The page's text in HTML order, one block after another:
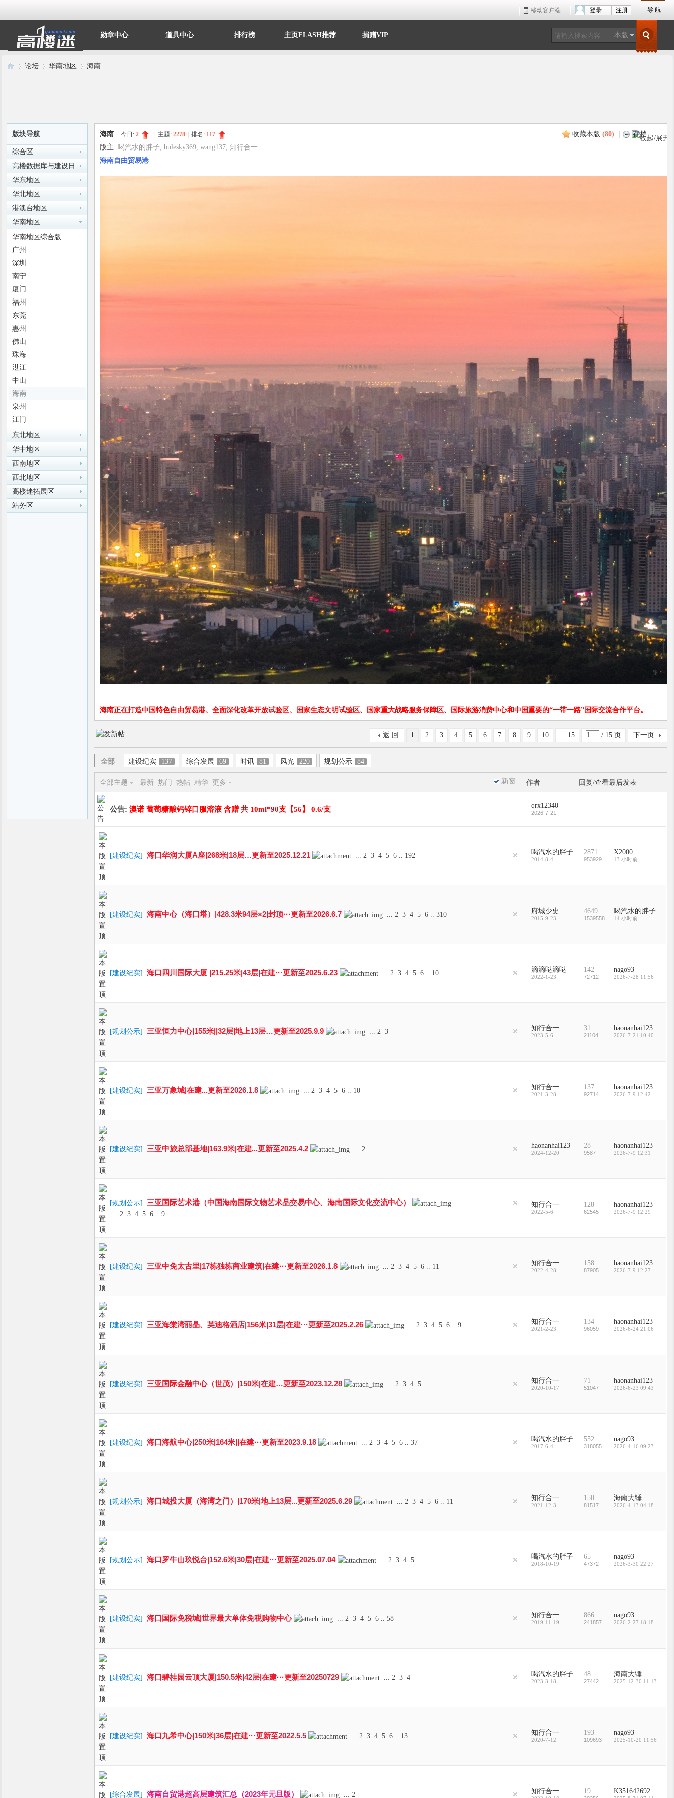
导 航
移动客户端 注册
登录
本版
勋章中心 道具中心 排行榜 主页FLASH推荐 捐赠VIP
楼
论坛 华南地区 海南
版块导航
综合区
高楼数据库与建设日
记
华东地区
华北地区
港澳台地区
华南地区
华南地区综合版
广州
深圳
南宁
厦门
福州
东莞
惠州
佛山
珠海
湛江
中山
海南
泉州
江门
东北地区
华中地区
西南地区
西北地区
高楼迷拓展区
站务区
收藏本版 (80) 存档
海南 今日:2 主题:2278 排名: 117
版主:喝汽水的胖子,bulesky369,wang137,知行合一
海南自由贸易港
海南正在打造中国特色自由贸易港、全面深化改革开放试验区、国家生态文明试验区、国家重大战略服务保障区、国际旅游消费中心和中国重要的“一带一路”国际交流合作平台。
1 2 3 4 5 6 7 8 9 10 ... 15 / 15 页 下一页
返 回
全部 建设纪实 137 综合发展 69 时讯 81 风光 220 规划公示 84
新窗
全部主题 最新 热门 热帖 精华 更多 作者 回复/查看最后发表
公告:澳诺 葡萄糖酸钙锌口服溶液 含赠 共 10ml*90支【56】 0.6/支 qrx12340
2026-7-21
[建设纪实] 海口华润大厦A座|268米|18层…更新至2025.12.21 ... 2 3 4 5 6 .. 192 喝汽水的胖子
2014-8-4
2871
953929
X2000
13 小时前
[建设纪实] 海南中心（海口塔）|428.3米94层×2|封顶···更新至2026.6.7 ... 2 3 4 5 6 .. 310 府城少史
2015-9-23
4649
1539558
喝汽水的胖子
14 小时前
[建设纪实] 海口四川国际大厦 |215.25米|43层|在建···更新至2025.6.23 ... 2 3 4 5 6 .. 10 滴滴哒滴哒
2022-1-23
142
72712
nago93
2026-7-28 11:56
[规划公示] 三亚恒力中心|155米||32层|地上13层…更新至2025.9.9 ... 2 3 知行合一
2023-5-6
31
21104
haonanhai123
2026-7-21 10:40
[建设纪实] 三亚万象城|在建...更新至2026.1.8 ... 2 3 4 5 6 .. 10 知行合一
2021-3-28
137
92714
haonanhai123
2026-7-9 12:42
[建设纪实] 三亚中旅总部基地|163.9米|在建...更新至2025.4.2 ... 2 haonanhai123
2024-12-20
28
9587
haonanhai123
2026-7-9 12:31
[规划公示] 三亚国际艺术港（中国海南国际文物艺术品交易中心、海南国际文化交流中心）
... 2 3 4 5 6 .. 9
知行合一
2022-5-6
128
62545
haonanhai123
2026-7-9 12:29
[建设纪实] 三亚中免太古里|17栋独栋商业建筑|在建···更新至2026.1.8 ... 2 3 4 5 6 .. 11 知行合一
2022-4-28
158
87905
haonanhai123
2026-7-9 12:27
[建设纪实] 三亚海棠湾丽晶、英迪格酒店|156米|31层|在建···更新至2025.2.26 ... 2 3 4 5 6 .. 9 知行合一
2021-2-23
134
96059
haonanhai123
2026-6-24 21:06
[建设纪实] 三亚国际金融中心（世茂）|150米|在建…更新至2023.12.28 ... 2 3 4 5 知行合一
2020-10-17
71
51047
haonanhai123
2026-6-23 09:43
[建设纪实] 海口海航中心|250米|164米||在建···更新至2023.9.18 ... 2 3 4 5 6 .. 37 喝汽水的胖子
2017-6-4
552
318055
nago93
2026-4-16 09:23
[规划公示] 海口城投大厦（海湾之门）|170米|地上13层...更新至2025.6.29 ... 2 3 4 5 6 .. 11 知行合一
2021-12-3
150
81517
海南大锤
2026-4-13 04:18
[规划公示] 海口罗牛山玖悦台|152.6米|30层|在建···更新至2025.07.04 ... 2 3 4 5 喝汽水的胖子
2018-10-19
65
47372
nago93
2026-3-30 22:27
[建设纪实] 海口国际免税城|世界最大单体免税购物中心 ... 2 3 4 5 6 .. 58 知行合一
2019-11-19
866
241857
nago93
2026-2-27 18:18
[建设纪实] 海口碧桂园云顶大厦|150.5米|42层|在建···更新至20250729 ... 2 3 4 喝汽水的胖子
2023-3-18
48
27442
海南大锤
2025-12-30 11:13
[建设纪实] 海口九希中心|150米|36层|在建···更新至2022.5.5 ... 2 3 4 5 6 .. 13 知行合一
2020-7-12
193
109693
nago93
2025-10-20 11:56
[综合发展] 海南自贸港超高层建筑汇总（2023年元旦版） ... 2 知行合一 19 K351642692